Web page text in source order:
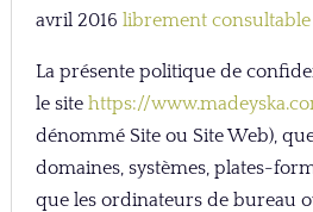
avril 2016 librement consultable
La présente politique de
le site https://
dénommé Site ou Site Web),
domaines, systèmes, plates-
que les ordinateurs de bureau